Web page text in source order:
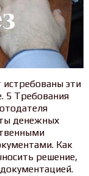
истребованы эти
5 Требования
денежных
Как
решение,